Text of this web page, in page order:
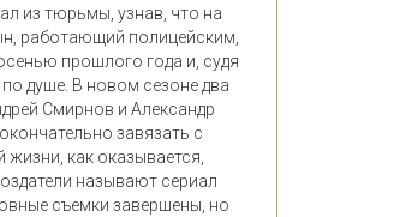
из тюрьмы, узнав, что на
работающий полицейским,
прошлого года и, судя
душе. В новом сезоне два
Смирнов и Александр
завязать с
как оказывается,
называют сериал
съемки завершены, но